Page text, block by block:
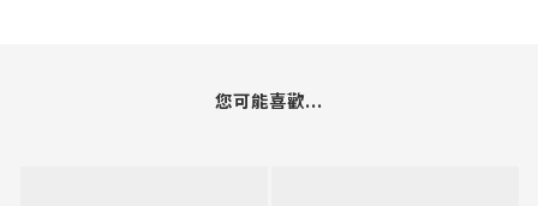
您可能喜歡...